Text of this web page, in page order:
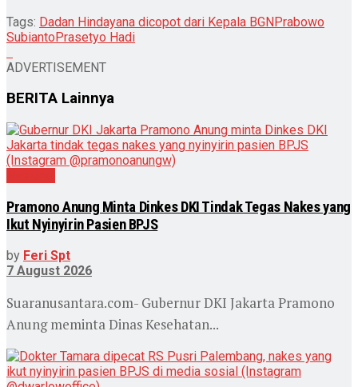
Tags: Dadan Hindayana dicopot dari Kepala BGNPrabowo
SubiantoPrasetyo Hadi
ADVERTISEMENT
BERITA Lainnya
Pramono Anung Minta Dinkes DKI Tindak Tegas Nakes yang
Ikut Nyinyirin Pasien BPJS
by Feri Spt
7 August 2026
Suaranusantara.com- Gubernur DKI Jakarta Pramono
Anung meminta Dinas Kesehatan...